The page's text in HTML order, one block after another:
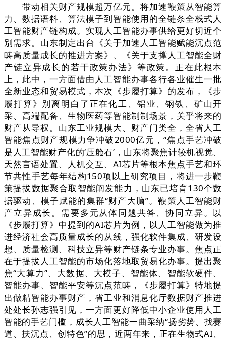
带动相关财产规模超万亿元。将加速鞭策从智能算
力、数据语料、算法模子到智能使用的全链条全栈式人
工智能财产链构成。实现人工智能办事供给更好切近个
别需求。山东制定出台《关于加速人工智能赋能沉点范
畴高质量成长的推进方案》、《关于支撑人工智能全财
产链立异成长的若干政策办法》等政策。正在此根本
上，此中，一方面借由人工智能办事各行各业催生一批
全新业态和贸易模式，本次《步履打算》的发布，《步
履打算》别离明白了正在化工、铝业、钢铁、矿山开
采、高端配备、生物医药等智能制制场景，关乎将来的
财产从导权。山东工业规模大、财产门类全，全省人工
智能焦点财产规模力争冲破2000亿元，“焦点手艺冲破
是人工智能财产化的‘压舱石’，山东将聚焦计较机视觉、
天然言语处置、人机交互、AI芯片等根本焦点手艺和环
节共性手艺每年结构150项以上研究项目，将进一步鞭
策提拔数据聚合取智能阐发能力，山东已培育130个数
据驱动、模子赋能的集群“财产大脑”。鞭策人工智能财
产立异成长。需要多元从体同题共答、协同立异。以
《步履打算》中提到的AI芯片为例，以人工智能做为推
进经济社会高质量成长的从线，强化软件集成、研发设
想、质量检测、科技立异等财产链条专业办事。焦点正
在于提拔人工智能的市场化落地取贸易化办事。提出聚
焦“大算力”、大数据、大模子、智能体、智能软硬件、
智能办事、智能平安等沉点范畴，《步履打算》特地提
出做精智能办事财产，省工业和消息化厅数据财产推进
处处长孙志强引见，一方面更好降低中小企业使用人工
智能的手艺门槛，成长人工智能一曲采纳“扬劣势、找赛
道、扶沉点、创特色”的思，近两年来，正在生物式AI、